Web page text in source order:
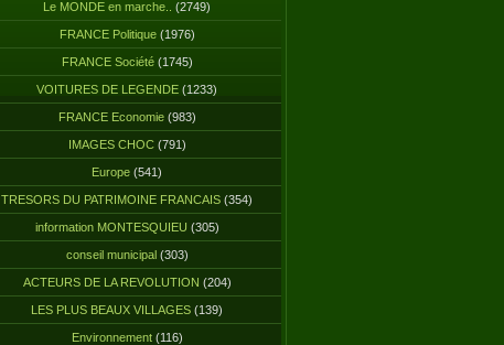
Le MONDE en marche.. (2749)
FRANCE Politique(1976)
FRANCE Société(1745)
VOITURES DE LEGENDE (1233)
FRANCE Economie(983)
IMAGES CHOC(791)
Europe (541)
TRESORS DU PATRIMOINE FRANCAIS (354)
information MONTESQUIEU (305)
conseil municipal(303)
ACTEURS DE LA REVOLUTION (204)
LES PLUS BEAUX VILLAGES (139)
Environnement(116)